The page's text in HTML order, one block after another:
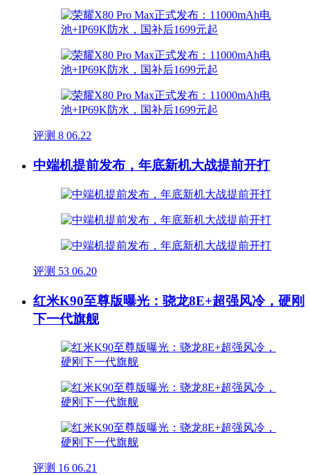
评测 8 06.22
中端机提前发布，年底新机大战提前开打
评测 53 06.20
红米K90至尊版曝光：骁龙8E+超强风冷，硬刚
下一代旗舰
评测 16 06.21